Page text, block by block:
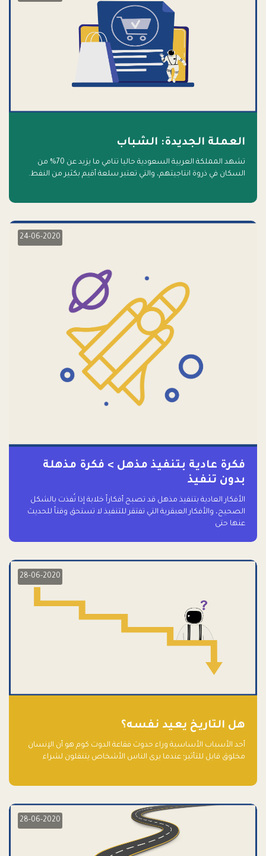
العملة الجديدة: الشباب
تشهد المملكة العربية السعودية حاليا تنامي ما يزيد عن 70% من
السكان في ذروة انتاجيتهم، والتي تعتبر سلعة أقيم بكثير من النفط.
24-06-2020
فكرة عادية بتنفيذ مذهل > فكرة مذهلة
بدون تنفيذ
الأفكار العادية بتنفيذ مذهل قد تصبح أفكاراً خلابة إذا نُفذت بالشكل
الصحيح، والأفكار العبقرية التي تفتقر للتنفيذ لا تستحق وقتاً للحديث
عنها حتى
28-06-2020
هل التاريخ يعيد نفسه؟
أحد الأسباب الأساسية وراء حدوث فقاعة الدوت كوم هو أن الإنسان
مخلوق قابل للتأثير؛ عندما يرى الناس الأشخاص يتنقلون لشراء
28-06-2020